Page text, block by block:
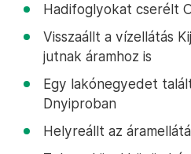
Hadifoglyokat cserélt
Visszaállt a vízellátás
jutnak áramhoz is
Egy lakónegyedet
Dnyiproban
Helyreállt az